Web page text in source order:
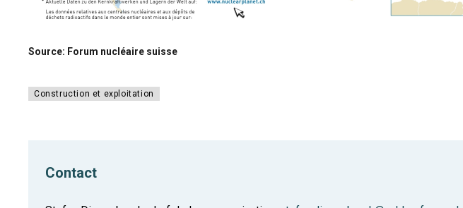
Source: Forum nucléaire suisse
Construction et exploitation
Contact